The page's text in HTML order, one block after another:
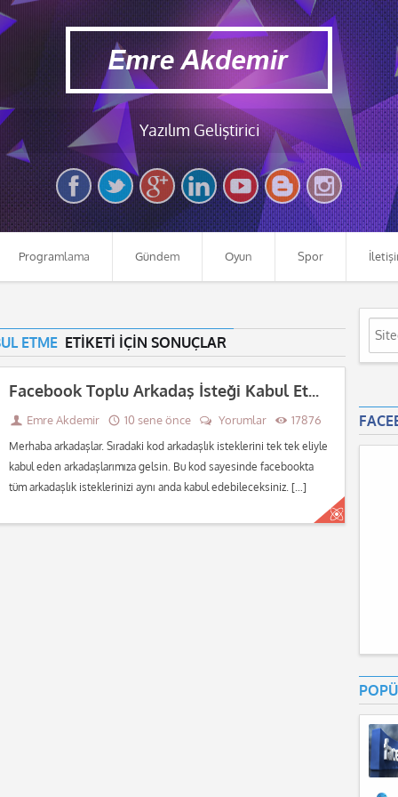
Yazılım Geliştirici
Programlama Gündem Oyun Spor
ETME ETİKETİ İÇİN SONUÇLAR
Facebook Toplu Arkadaş İsteği Kabul Etme Kodu
Emre Akdemir 10 sene önce Yorumlar 17876
Merhaba arkadaşlar. Sıradaki kod arkadaşlık isteklerini tek tek eliyle
kabul eden arkadaşlarımıza gelsin. Bu kod sayesinde facebookta
tüm arkadaşlık isteklerinizi aynı anda kabul edebileceksiniz. […]